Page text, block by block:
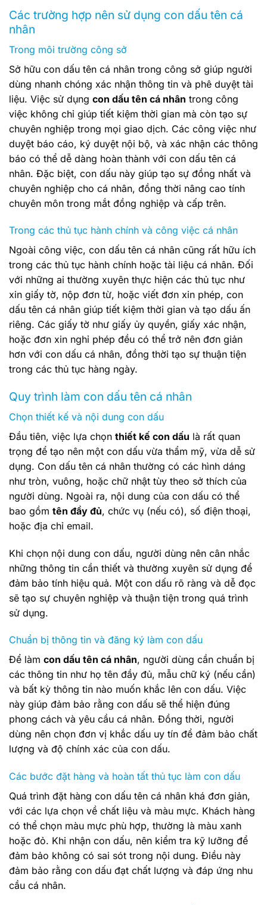
Các trường hợp nên sử dụng con dấu tên cá
nhân
Trong môi trường công sở
Sở hữu con dấu tên cá nhân trong công sở giúp người
dùng nhanh chóng xác nhận thông tin và phê duyệt tài
liệu. Việc sử dụng con dấu tên cá nhân trong công
việc không chỉ giúp tiết kiệm thời gian mà còn tạo sự
chuyên nghiệp trong mọi giao dịch. Các công việc như
duyệt báo cáo, ký duyệt nội bộ, và xác nhận các thông
báo có thể dễ dàng hoàn thành với con dấu tên cá
nhân. Đặc biệt, con dấu này giúp tạo sự đồng nhất và
chuyên nghiệp cho cá nhân, đồng thời nâng cao tính
chuyên môn trong mắt đồng nghiệp và cấp trên.
Trong các thủ tục hành chính và công việc cá nhân
Ngoài công việc, con dấu tên cá nhân cũng rất hữu ích
trong các thủ tục hành chính hoặc tài liệu cá nhân. Đối
với những ai thường xuyên thực hiện các thủ tục như
xin giấy tờ, nộp đơn từ, hoặc viết đơn xin phép, con
dấu tên cá nhân giúp tiết kiệm thời gian và tạo dấu ấn
riêng. Các giấy tờ như giấy ủy quyền, giấy xác nhận,
hoặc đơn xin nghỉ phép đều có thể trở nên đơn giản
hơn với con dấu cá nhân, đồng thời tạo sự thuận tiện
trong các thủ tục hàng ngày.
Quy trình làm con dấu tên cá nhân
Chọn thiết kế và nội dung con dấu
Đầu tiên, việc lựa chọn thiết kế con dấu là rất quan
trọng để tạo nên một con dấu vừa thẩm mỹ, vừa dễ sử
dụng. Con dấu tên cá nhân thường có các hình dáng
như tròn, vuông, hoặc chữ nhật tùy theo sở thích của
người dùng. Ngoài ra, nội dung của con dấu có thể
bao gồm tên đầy đủ, chức vụ (nếu có), số điện thoại,
hoặc địa chỉ email.
Khi chọn nội dung con dấu, người dùng nên cân nhắc
những thông tin cần thiết và thường xuyên sử dụng để
đảm bảo tính hiệu quả. Một con dấu rõ ràng và dễ đọc
sẽ tạo sự chuyên nghiệp và thuận tiện trong quá trình
sử dụng.
Chuẩn bị thông tin và đăng ký làm con dấu
Để làm con dấu tên cá nhân, người dùng cần chuẩn bị
các thông tin như họ tên đầy đủ, mẫu chữ ký (nếu cần)
và bất kỳ thông tin nào muốn khắc lên con dấu. Việc
này giúp đảm bảo rằng con dấu sẽ thể hiện đúng
phong cách và yêu cầu cá nhân. Đồng thời, người
dùng nên chọn đơn vị khắc dấu uy tín để đảm bảo chất
lượng và độ chính xác của con dấu.
Các bước đặt hàng và hoàn tất thủ tục làm con dấu
Quá trình đặt hàng con dấu tên cá nhân khá đơn giản,
với các lựa chọn về chất liệu và màu mực. Khách hàng
có thể chọn màu mực phù hợp, thường là màu xanh
hoặc đỏ. Khi nhận con dấu, nên kiểm tra kỹ lưỡng để
đảm bảo không có sai sót trong nội dung. Điều này
đảm bảo rằng con dấu đạt chất lượng và đáp ứng nhu
cầu cá nhân.